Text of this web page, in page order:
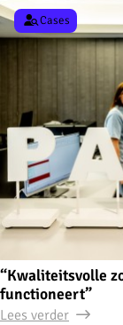
“Kwaliteitsvolle
functioneert”
Cases
Lees verder